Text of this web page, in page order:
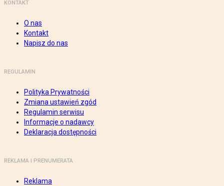
KONTAKT
O nas
Kontakt
Napisz do nas
REGULAMIN
Polityka Prywatności
Zmiana ustawień zgód
Regulamin serwisu
Informacje o nadawcy
Deklaracja dostępności
REKLAMA I PRENUMERATA
Reklama